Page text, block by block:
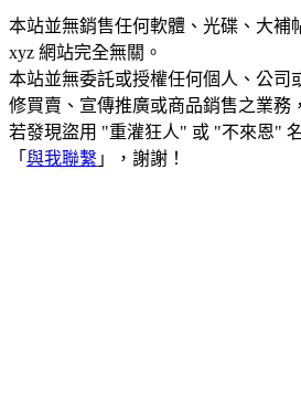
本站並無銷售任何軟體、光碟、大補
xyz 網站完全無關。
本站並無委託或授權任何個人、公司
修買賣、宣傳推廣或商品銷售之業務，
若發現盜用 "重灌狂人" 或 "不來恩"
「 與我聯繫 」，謝謝！